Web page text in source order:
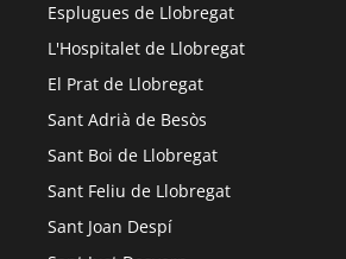
Esplugues de Llobregat
L'Hospitalet de Llobregat
El Prat de Llobregat
Sant Adrià de Besòs
Sant Boi de Llobregat
Sant Feliu de Llobregat
Sant Joan Despí